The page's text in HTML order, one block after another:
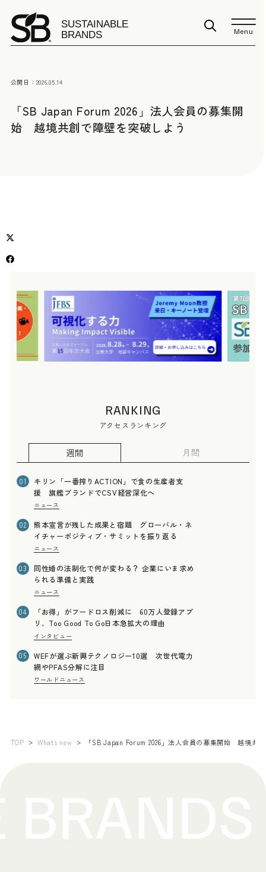
Menu
公開日： 2026.05.14
「SB Japan Forum 2026」法人会員の募集開
始 越境共創で障壁を突破しよう
RANKING
アクセスランキング
週間 月間
01
キリン「一番搾りACTION」で食の生産者支
援 旗艦ブランドでCSV経営深化へ
ニュース
02
熊本宣言が残した成果と宿題 グローバル・ネ
イチャーポジティブ・サミットを振り返る
ニュース
03
同性婚の法制化で何が変わる？ 企業にいま求め
られる準備と実践
ニュース
04
「お得」がフードロス削減に 60万人登録アプ
リ、Too Good To Go日本急拡大の理由
インタビュー
05
WEFが選ぶ新興テクノロジー10選 次世代電力
網やPFAS分解に注目
ワールドニュース
TOP Whats new 「SB Japan Forum 2026」法人会員の募集開始 越境共